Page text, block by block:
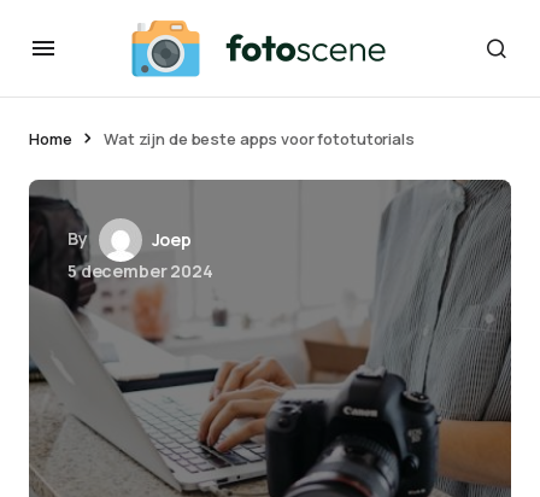
Home Wat zijn de beste apps voor fototutorials
By
Joep
5 december 2024